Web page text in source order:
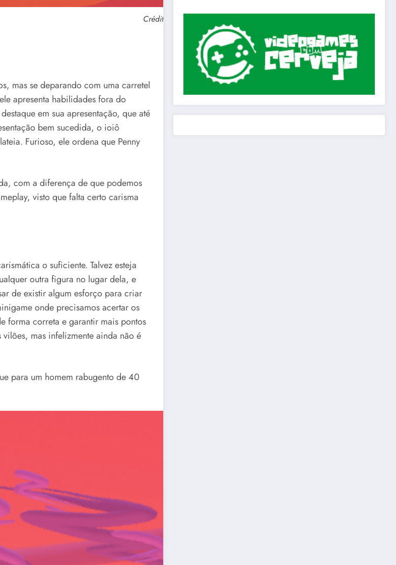
Créditos: Private Division – Take-Two Interactive
mas se deparando com uma carretel
apresenta habilidades fora do
em sua apresentação, que até
bem sucedida, o ioiô
Furioso, ele ordena que Penny
com a diferença de que podemos
visto que falta certo carisma
o suficiente. Talvez esteja
outra figura no lugar dela, e
de existir algum esforço para criar
onde precisamos acertar os
forma correta e garantir mais pontos
mas infelizmente ainda não é
para um homem rabugento de 40